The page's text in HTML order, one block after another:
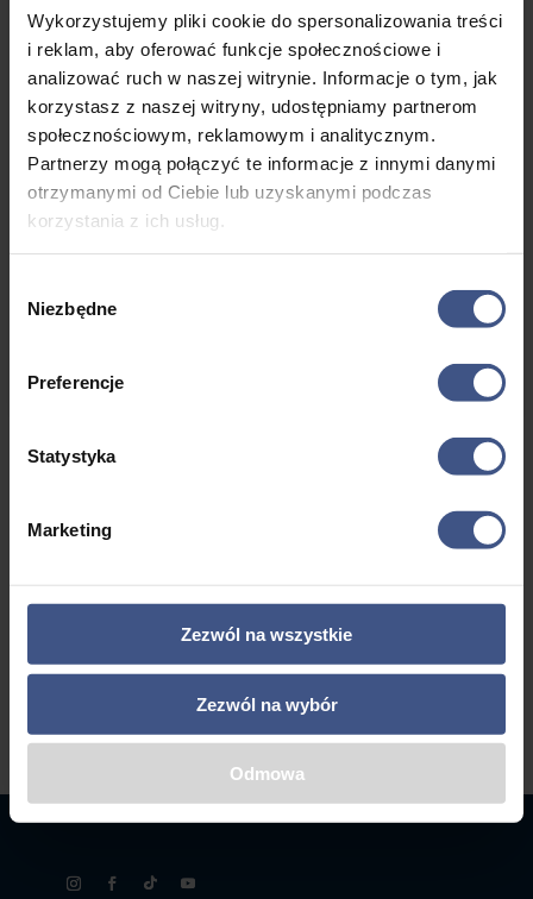
Wykorzystujemy pliki cookie do spersonalizowania treści
i reklam, aby oferować funkcje społecznościowe i
analizować ruch w naszej witrynie. Informacje o tym, jak
korzystasz z naszej witryny, udostępniamy partnerom
społecznościowym, reklamowym i analitycznym.
Partnerzy mogą połączyć te informacje z innymi danymi
otrzymanymi od Ciebie lub uzyskanymi podczas
korzystania z ich usług.
zgody
Niezbędne
Preferencje
Statystyka
Marketing
Zezwól na wszystkie
Zezwól na wybór
Odmowa
Games
Arena
2749,0
0zł
10, 8 dni
Wiek: 13
- 17 lat
Morze
Grecja
Riwiera
Olimpijska
Leptokaria-
obóz Chill
out Zone ze
zwiedzaniem
Aten i
Meteorów
Grecja
Olimpijska
Platamonas
– obóz Chill
out Zone ze
zwiedzaniem
Meteorów
Obóz
nad
morzem
2699,0
0
10, 8 dni
Obóz
2799,0
0zł
10, 8 dni
Mazury
←
7
8
9 10 →